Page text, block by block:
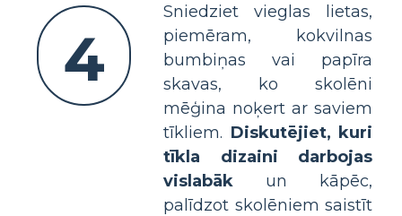
4
Sniedziet vieglas lietas,
piemēram, kokvilnas
bumbiņas vai papīra
skavas, ko skolēni
mēģina noķert ar saviem
tīkliem. Diskutējiet, kuri
tīkla dizaini darbojas
vislabāk un kāpēc,
palīdzot skolēniem saistīt